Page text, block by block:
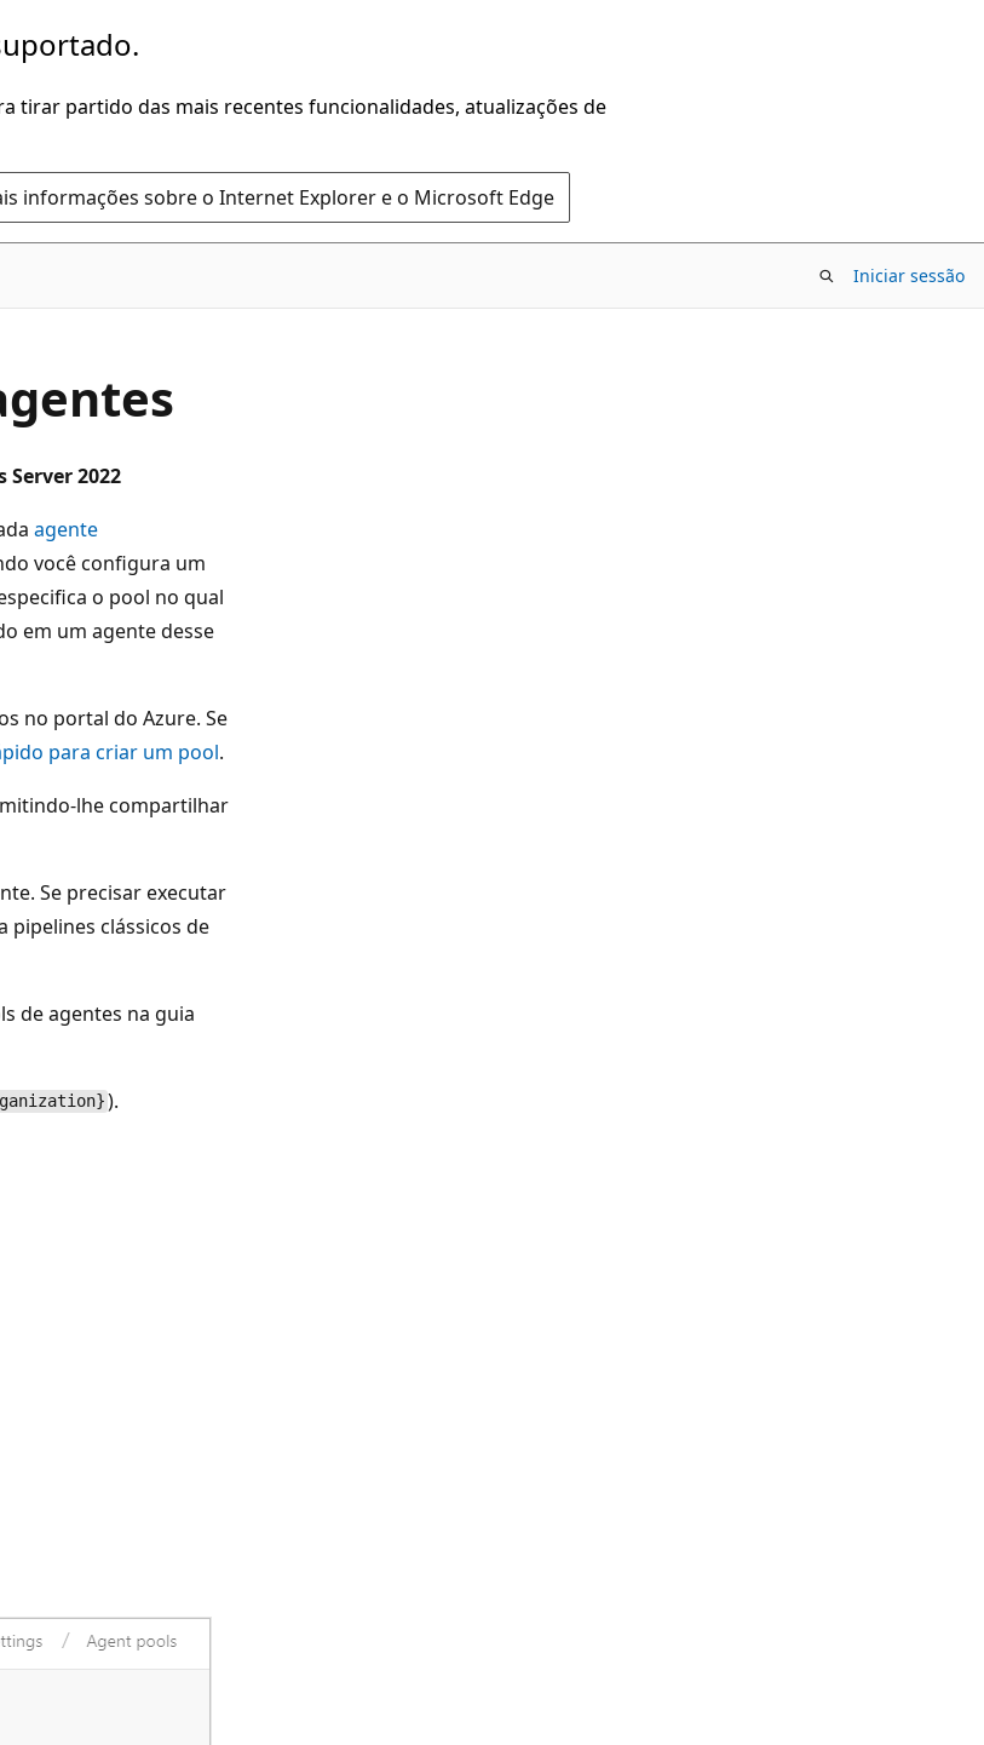
tirar partido das mais recentes funcionalidades, atualizações de
informações sobre o Internet Explorer e o Microsoft Edge
Iniciar sessão
Server 2022
agente
você configura um
o pool no qual
em um agente desse
no portal do Azure. Se
para criar um pool.
lhe compartilhar
Se precisar executar
pipelines clássicos de
de agentes na guia
).